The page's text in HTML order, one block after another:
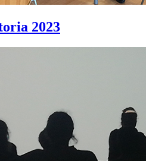
2023